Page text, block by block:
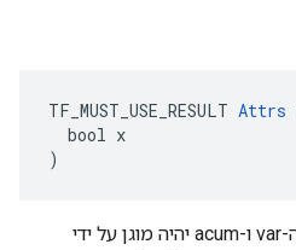
TF_MUST_USE_RESULT Attrs
  bool x
)
, עדכון של טנסור ה-var ו-acum יהיה מוגן על ידי